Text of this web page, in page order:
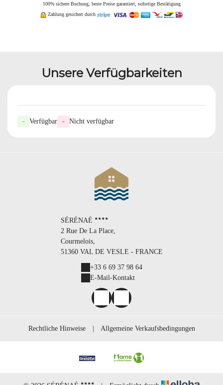
100% sichere Buchung, beste Preise garantiert, sofortige Bestätigung
Zahlung gesichert durch
Unsere Verfügbarkeiten
- Verfügbar - Nicht verfügbar
SÉRÉNAÉ
2 Rue De La Place,
Courmelois,
51360 VAL DE VESLE - FRANCE
+33 6 69 37 98 64
E-Mail-Kontakt
Rechtliche Hinweise Allgemeine Verkaufsbedingungen